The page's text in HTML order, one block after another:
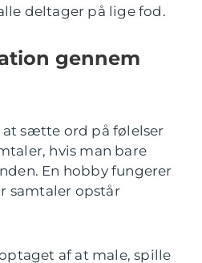
deltager på lige fod.
gennem
sætte ord på følelser
hvis man bare
En hobby fungerer
samtaler opstår
af at male, spille